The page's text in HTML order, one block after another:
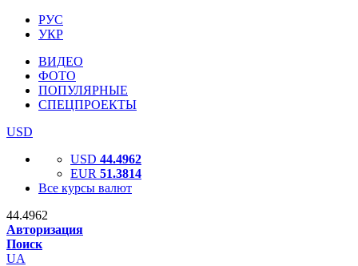
РУС
УКР
ВИДЕО
ФОТО
ПОПУЛЯРНЫЕ
СПЕЦПРОЕКТЫ
USD
USD 44.4962
EUR 51.3814
Все курсы валют
44.4962
Авторизация
Поиск
UA